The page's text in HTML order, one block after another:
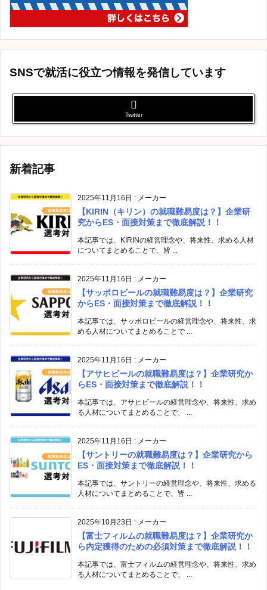
SNSで就活に役立つ情報を発信しています
Twitter
新着記事
2025年11月16日 : メーカー
【KIRIN（キリン）の就職難易度は？】企業研
究からES・面接対策まで徹底解説！！
本記事では、KIRINの経営理念や、将来性、求める人材
についてまとめることで、皆 ...
2025年11月16日 : メーカー
【サッポロビールの就職難易度は？】企業研究
からES・面接対策まで徹底解説！！
本記事では、サッポロビールの経営理念や、将来性、求
める人材についてまとめることで ...
2025年11月16日 : メーカー
【アサヒビールの就職難易度は？】企業研究か
らES・面接対策まで徹底解説！！
本記事では、アサヒビールの経営理念や、将来性、求め
る人材についてまとめることで、 ...
2025年11月16日 : メーカー
【サントリーの就職難易度は？】企業研究から
ES・面接対策まで徹底解説！！
本記事では、サントリーの経営理念や、将来性、求める
人材についてまとめることで、皆 ...
2025年10月23日 : メーカー
【富士フィルムの就職難易度は？】企業研究か
ら内定獲得のための必須対策まで徹底解説！！
本記事では、富士フィルムの経営理念や、将来性、求め
る人材についてまとめることで、 ...